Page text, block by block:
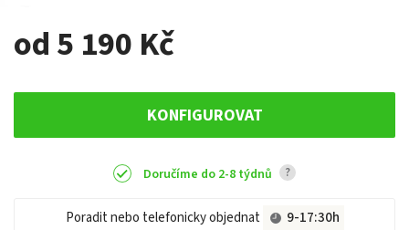
od 5 190 Kč
KONFIGUROVAT
Doručíme do 2-8 týdnů ?
Poradit nebo telefonicky objednat
9-17:30h